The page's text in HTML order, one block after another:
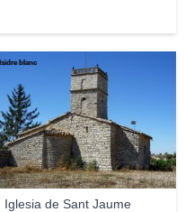
Iglesia de Sant Jaume
Isidre blanc